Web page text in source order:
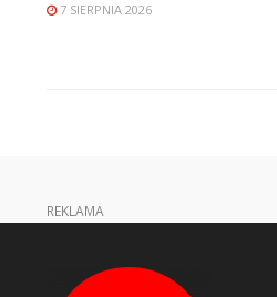
7 SIERPNIA 2026
REKLAMA